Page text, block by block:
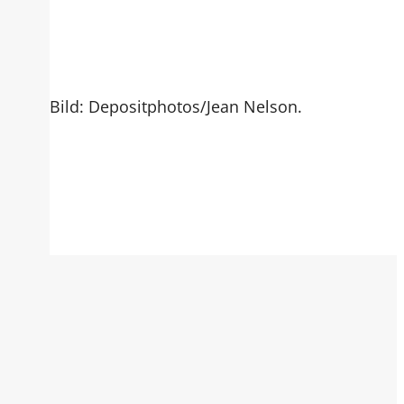
Bild: Depositphotos/Jean Nelson.